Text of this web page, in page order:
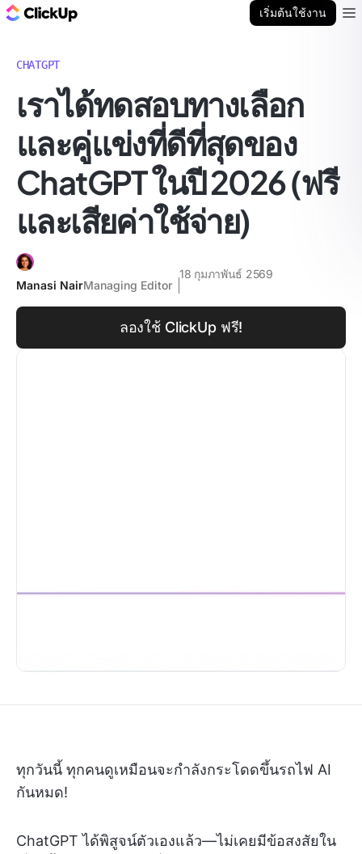
เริ่มต้นใช้งาน
CHATGPT
เราได้ทดสอบทางเลือก
และคู่แข่งที่ดีที่สุดของ
ChatGPT ในปี 2026 (ฟรี
และเสียค่าใช้จ่าย)
Manasi NairManaging Editor
18 กุมภาพันธ์ 2569
ลองใช้ ClickUp ฟรี!
ทุกวันนี้ ทุกคนดูเหมือนจะกำลังกระโดดขึ้นรถไฟ AI
กันหมด!
ChatGPT ได้พิสูจน์ตัวเองแล้ว—ไม่เคยมีข้อสงสัยใน